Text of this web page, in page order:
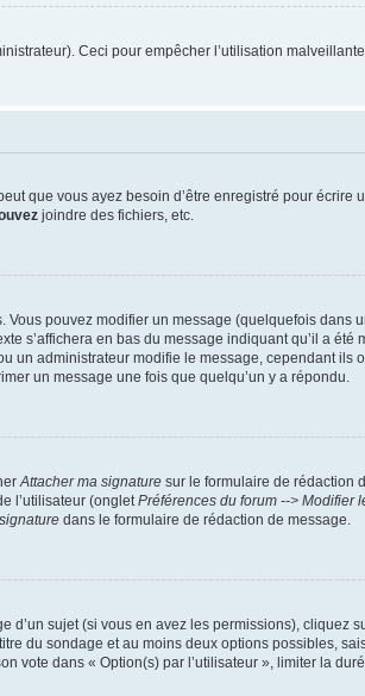
Ceci pour empêcher l’utilisation
que vous ayez besoin d’être enregistré pour écrire
joindre des fichiers, etc.
pouvez modifier un message (quelquefois dans
s’affichera en bas du message indiquant qu’il a été
un administrateur modifie le message, cependant ils
un message une fois que quelqu’un y a répondu.
Attacher ma signature sur le formulaire de rédaction
l’utilisateur (onglet Préférences du forum --> Modifier
dans le formulaire de rédaction de message.
sujet (si vous en avez les permissions), cliquez
du sondage et au moins deux options possibles,
vote dans « Option(s) par l’utilisateur », limiter la